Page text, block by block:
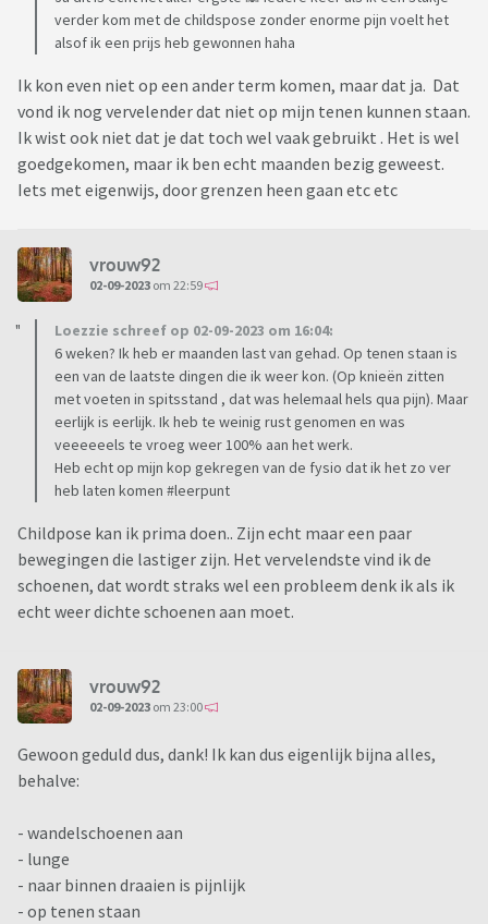
verder kom met de childspose zonder enorme pijn voelt het
alsof ik een prijs heb gewonnen haha
Ik kon even niet op een ander term komen, maar dat ja. Dat
vond ik nog vervelender dat niet op mijn tenen kunnen staan.
Ik wist ook niet dat je dat toch wel vaak gebruikt . Het is wel
goedgekomen, maar ik ben echt maanden bezig geweest.
Iets met eigenwijs, door grenzen heen gaan etc etc
vrouw92
02-09-2023 om 22:59
Loezzie schreef op 02-09-2023 om 16:04:
6 weken? Ik heb er maanden last van gehad. Op tenen staan is
een van de laatste dingen die ik weer kon. (Op knieën zitten
met voeten in spitsstand , dat was helemaal hels qua pijn). Maar
eerlijk is eerlijk. Ik heb te weinig rust genomen en was
veeeeeels te vroeg weer 100% aan het werk.
Heb echt op mijn kop gekregen van de fysio dat ik het zo ver
heb laten komen #leerpunt
Childpose kan ik prima doen.. Zijn echt maar een paar
bewegingen die lastiger zijn. Het vervelendste vind ik de
schoenen, dat wordt straks wel een probleem denk ik als ik
echt weer dichte schoenen aan moet.
vrouw92
02-09-2023 om 23:00
Gewoon geduld dus, dank! Ik kan dus eigenlijk bijna alles,
behalve:
- wandelschoenen aan
- lunge
- naar binnen draaien is pijnlijk
- op tenen staan